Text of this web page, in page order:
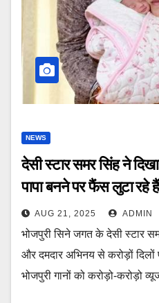
NEWS
देसी स्टार समर सिंह ने
पापा बनने पर फैंस लुटा रहे हैं
AUG 21, 2025 ADMIN
भोजपुरी सिने जगत के देसी स्टार
और दमदार अभिनय से करोड़ों
भोजपुरी गानों को करोड़ो-करोड़ो